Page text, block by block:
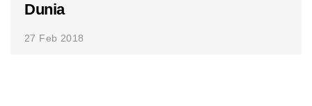
Dunia
27 Feb 2018